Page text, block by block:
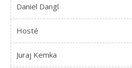
Daniel Dangl
Hosté
Juraj Kemka